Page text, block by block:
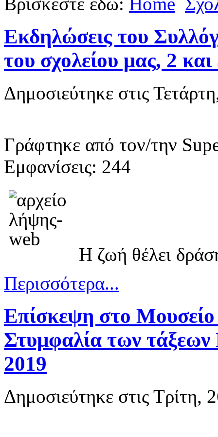
Εκδηλώσεις του
του σχολείου μας, 2
Δημοσιεύτηκε στις
Γράφτηκε από τον/την
Εμφανίσεις: 244
Η ζωή θέλει
Περισσότερα...
Επίσκεψη στο Μουσείο
Στυμφαλία των
2019
Δημοσιεύτηκε στις